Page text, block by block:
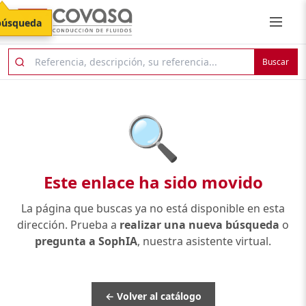
Buscar
🔍
Este enlace ha sido movido
La página que buscas ya no está disponible en esta
dirección. Prueba a realizar una nueva búsqueda o
pregunta a SophIA, nuestra asistente virtual.
← Volver al catálogo